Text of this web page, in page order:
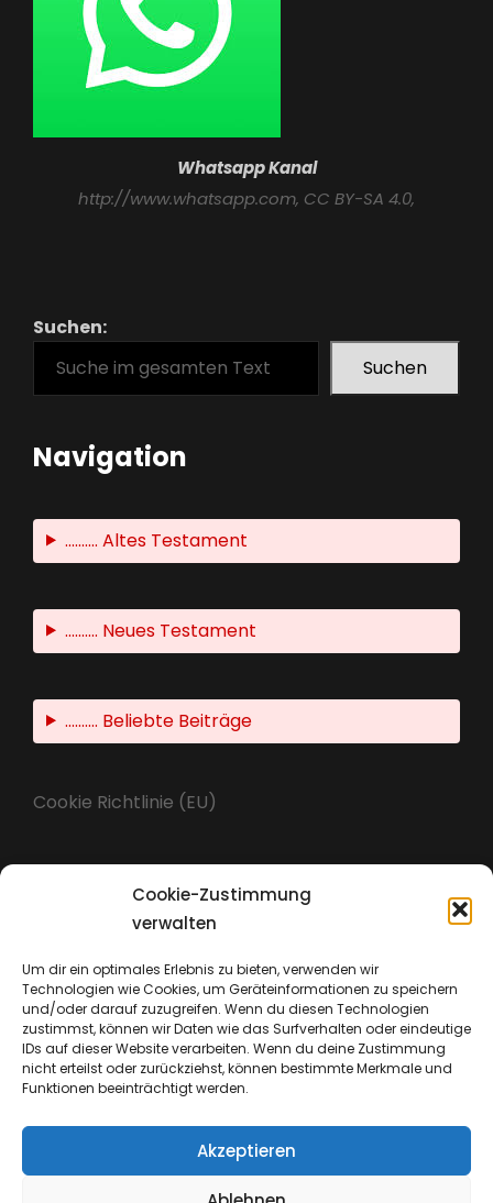
Cookie-Zustimmung
verwalten
Um dir ein optimales Erlebnis zu bieten, verwenden wir
Technologien wie Cookies, um Geräteinformationen zu speichern
und/oder darauf zuzugreifen. Wenn du diesen Technologien
zustimmst, können wir Daten wie das Surfverhalten oder eindeutige
IDs auf dieser Website verarbeiten. Wenn du deine Zustimmung
nicht erteilst oder zurückziehst, können bestimmte Merkmale und
Funktionen beeinträchtigt werden.
Akzeptieren
Whatsapp Kanal
http://www.whatsapp.com, CC BY-SA 4.0,
Suchen:
Suchen
Navigation
.......... Altes Testament
.......... Neues Testament
.......... Beliebte Beiträge
Cookie Richtlinie (EU)
Datenschutz